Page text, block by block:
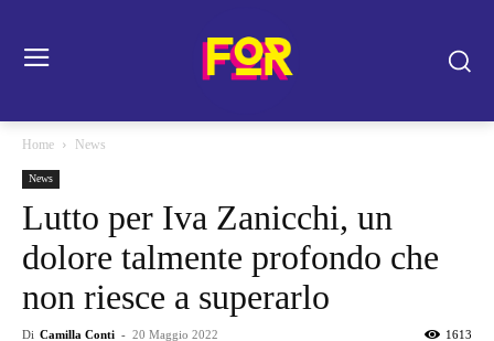
Home News
News
Lutto per Iva Zanicchi, un
dolore talmente profondo che
non riesce a superarlo
Di Camilla Conti - 20 Maggio 2022 1613